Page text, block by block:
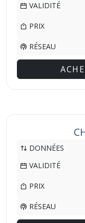
VALIDITÉ
PRIX
RÉSEAU
DONNÉES
VALIDITÉ
PRIX
RÉSEAU